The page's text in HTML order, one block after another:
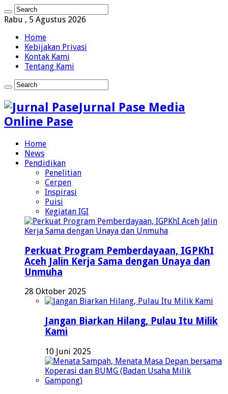
Rabu , 5 Agustus 2026
Home
Kebijakan Privasi
Kontak Kami
Tentang Kami
Jurnal Pase Media
Online Pase
Home
News
Pendidikan
Penelitian
Cerpen
Inspirasi
Puisi
Kegiatan IGI
Perkuat Program Pemberdayaan, IGPKhI
Aceh Jalin Kerja Sama dengan Unaya dan
Unmuha
28 Oktober 2025
Jangan Biarkan Hilang, Pulau Itu Milik
Kami
10 Juni 2025